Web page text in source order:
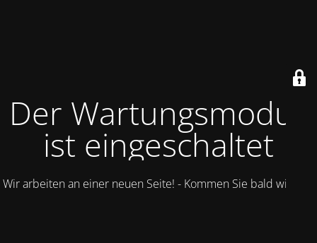
Der Wartungsmodus
ist eingeschaltet
Wir arbeiten an einer neuen Seite! - Kommen Sie bald wieder.